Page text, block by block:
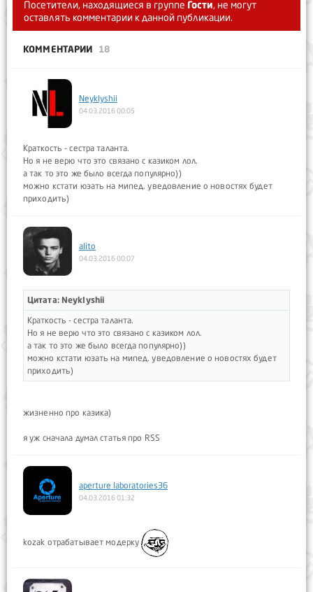
Посетители, находящиеся в группе Гости, не могут
оставлять комментарии к данной публикации.
КОММЕНТАРИИ 18
NeykIyshii
04.03.2016 00:05
Краткость - сестра таланта.
Но я не верю что это связано с казиком лол.
а так то это же было всегда популярно))
можно кстати юзать на мипед. уведовление о новостях будет
приходить)
alito
04.03.2016 00:07
Цитата: NeykIyshii
Краткость - сестра таланта.
Но я не верю что это связано с казиком лол.
а так то это же было всегда популярно))
можно кстати юзать на мипед. уведовление о новостях будет
приходить)
жизненно про казика)
я уж сначала думал статья про RSS
aperture laboratories36
04.03.2016 01:32
kozak отрабатывает модерку